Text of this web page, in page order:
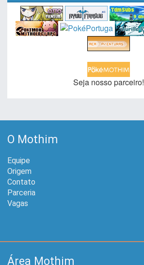
Seja nosso parceiro!
O Mothim
Equipe
Origem
Contato
Parceria
Vagas
Área Mothim